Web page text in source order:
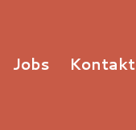
Jobs Kontakt